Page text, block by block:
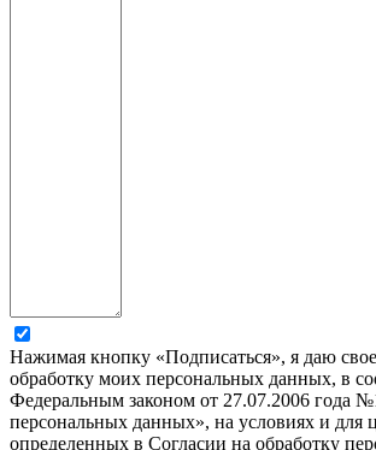
Нажимая кнопку «Подписаться», я даю свое
обработку моих персональных данных, в
Федеральным законом от 27.07.2006 года
персональных данных», на условиях и для
определенных в Согласии на обработку